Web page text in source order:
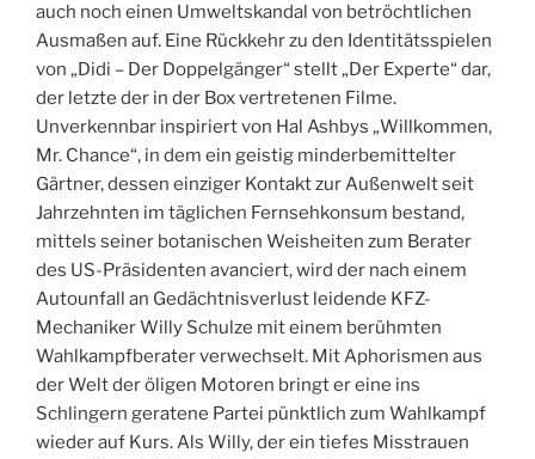
auch noch einen Umweltskandal von betröchtlichen
Ausmaßen auf. Eine Rückkehr zu den Identitätsspielen
von „Didi – Der Doppelgänger“ stellt „Der Experte“ dar,
der letzte der in der Box vertretenen Filme.
Unverkennbar inspiriert von Hal Ashbys „Willkommen,
Mr. Chance“, in dem ein geistig minderbemittelter
Gärtner, dessen einziger Kontakt zur Außenwelt seit
Jahrzehnten im täglichen Fernsehkonsum bestand,
mittels seiner botanischen Weisheiten zum Berater
des US-Präsidenten avanciert, wird der nach einem
Autounfall an Gedächtnisverlust leidende KFZ-
Mechaniker Willy Schulze mit einem berühmten
Wahlkampfberater verwechselt. Mit Aphorismen aus
der Welt der öligen Motoren bringt er eine ins
Schlingern geratene Partei pünktlich zum Wahlkampf
wieder auf Kurs. Als Willy, der ein tiefes Misstrauen